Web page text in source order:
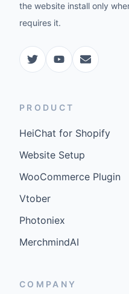
the website install only
requires it.
PRODUCT
HeiChat for Shopify
Website Setup
WooCommerce Plugin
Vtober
Photoniex
MerchmindAI
COMPANY